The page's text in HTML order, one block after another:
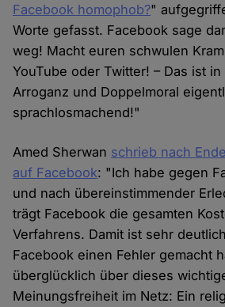
Facebook homophob?"
Worte gefasst. Facebook sage
weg! Macht euren schwulen
YouTube oder Twitter! – Das ist
Arroganz und Doppelmoral
sprachlosmachend!"
Amed Sherwan schrieb nach
auf Facebook: "Ich habe gegen
und nach übereinstimmender
trägt Facebook die gesamten
Verfahrens. Damit ist sehr
Facebook einen Fehler gemacht
überglücklich über dieses
Meinungsfreiheit im Netz: Ein